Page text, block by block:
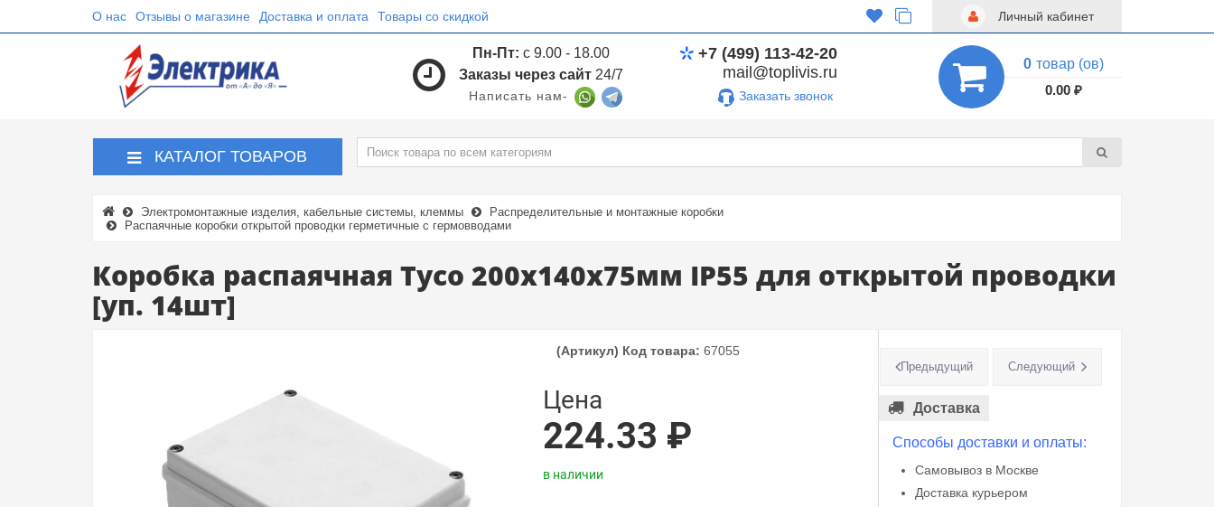
О нас Отзывы о магазине Доставка и оплата Товары со скидкой Личный кабинет
Пн-Пт: с 9.00 - 18.00
Заказы через сайт 24/7
Написать нам-
+7 (499) 113-42-20
mail@toplivis.ru
Заказать звонок
0 товар (ов)
0.00 ₽
КАТАЛОГ ТОВАРОВ
Электромонтажные изделия, кабельные системы, клеммы
Распределительные и монтажные коробки
Распаячные коробки открытой проводки герметичные с гермовводами
Коробка распаячная Tyco 200х140х75мм IP55 для открытой проводки
[уп. 14шт]
(Артикул) Код товара: 67055
Цена
224.33 ₽
в наличии
Предыдущий Следующий
Доставка
Способы доставки и оплаты:
Самовывоз в Москве
Доставка курьером